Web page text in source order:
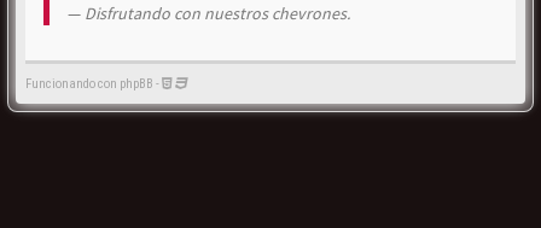
Disfrutando con nuestros chevrones.
Funcionando con phpBB -